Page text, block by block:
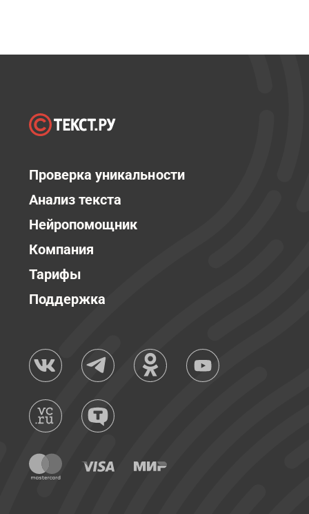
Проверка уникальности
Анализ текста
Нейропомощник
Компания
Тарифы
Поддержка